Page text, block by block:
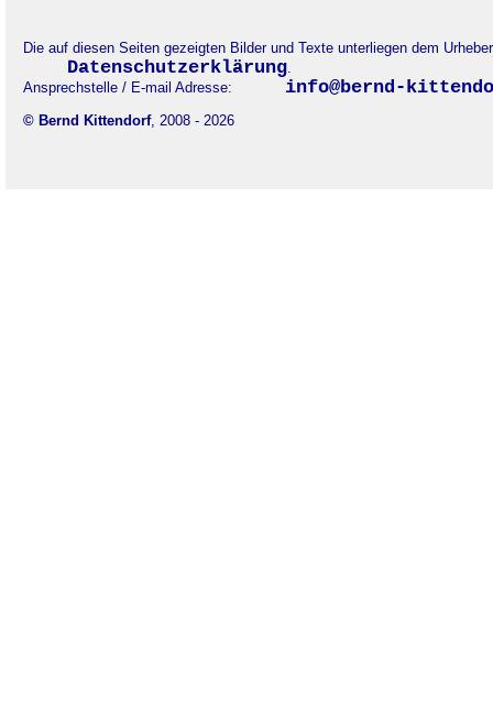
Die auf diesen Seiten gezeigten Bilder und Texte unterliegen dem
Datenschutzerklärung.
Ansprechstelle / E-mail Adresse:
info@bernd-
© Bernd Kittendorf, 2008 - 2026